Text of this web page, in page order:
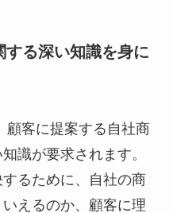
する深い知識を身に
顧客に提案する自社商
識が要求されます。
るために、自社の商
えるのか、顧客に理